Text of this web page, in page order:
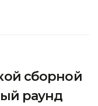
сборной
раунд